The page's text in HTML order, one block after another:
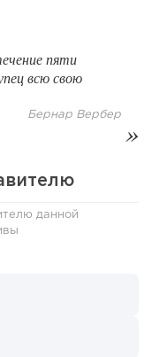
пяти
всю свою
Бернар Вербер
данной